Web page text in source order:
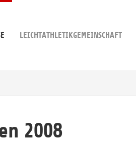
LEICHTATHLETIKGEMEINSCHAFT
2008